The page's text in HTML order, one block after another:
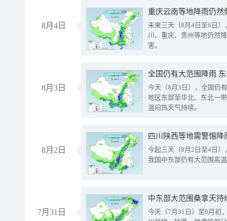
8月4日
重庆云南等地降雨仍然
未来三天（8月4日至6日
川、重庆、贵州等地仍然
害。
8月3日
全国仍有大范围降雨
今天（8月3日），全国仍
地区东部至华北、东北一
温闷热天气持续。
8月2日
今起三天（8月2日至4日
我国中东部仍有大范围高
7月31日
中东部大范围桑拿天
今天（7月31日）至8月初